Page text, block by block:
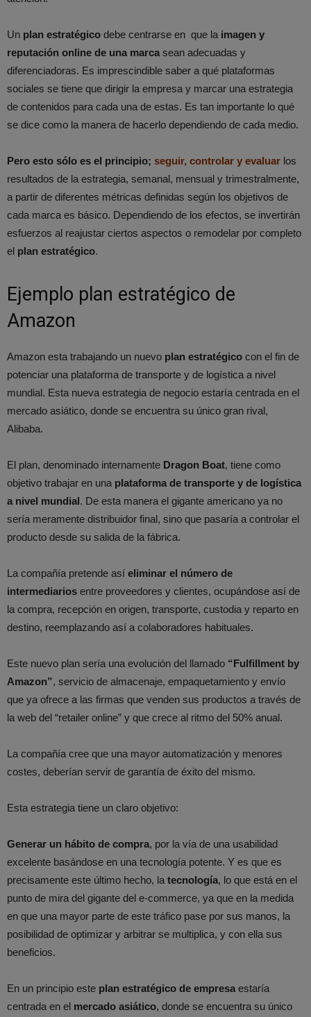
Un plan estratégico debe centrarse en que la imagen y
reputación online de una marca sean adecuadas y
diferenciadoras. Es imprescindible saber a qué plataformas
sociales se tiene que dirigir la empresa y marcar una estrategia
de contenidos para cada una de estas. Es tan importante lo qué
se dice como la manera de hacerlo dependiendo de cada medio.
Pero esto sólo es el principio; seguir, controlar y evaluar los
resultados de la estrategia, semanal, mensual y trimestralmente,
a partir de diferentes métricas definidas según los objetivos de
cada marca es básico. Dependiendo de los efectos, se invertirán
esfuerzos al reajustar ciertos aspectos o remodelar por completo
el plan estratégico.
Ejemplo plan estratégico de
Amazon
Amazon esta trabajando un nuevo plan estratégico con el fin de
potenciar una plataforma de transporte y de logística a nivel
mundial. Esta nueva estrategia de negocio estaría centrada en el
mercado asiático, donde se encuentra su único gran rival,
Alibaba.
El plan, denominado internamente Dragon Boat, tiene como
objetivo trabajar en una plataforma de transporte y de logística
a nivel mundial. De esta manera el gigante americano ya no
sería meramente distribuidor final, sino que pasaría a controlar el
producto desde su salida de la fábrica.
La compañía pretende así eliminar el número de
intermediarios entre proveedores y clientes, ocupándose así de
la compra, recepción en origen, transporte, custodia y reparto en
destino, reemplazando así a colaboradores habituales.
Este nuevo plan sería una evolución del llamado “Fulfillment by
Amazon”, servicio de almacenaje, empaquetamiento y envío
que ya ofrece a las firmas que venden sus productos a través de
la web del “retailer online” y que crece al ritmo del 50% anual.
La compañía cree que una mayor automatización y menores
costes, deberían servir de garantía de éxito del mismo.
Esta estrategia tiene un claro objetivo:
Generar un hábito de compra, por la vía de una usabilidad
excelente basándose en una tecnología potente. Y es que es
precisamente este último hecho, la tecnología, lo que está en el
punto de mira del gigante del e-commerce, ya que en la medida
en que una mayor parte de este tráfico pase por sus manos, la
posibilidad de optimizar y arbitrar se multiplica, y con ella sus
beneficios.
En un principio este plan estratégico de empresa estaría
centrada en el mercado asiático, donde se encuentra su único